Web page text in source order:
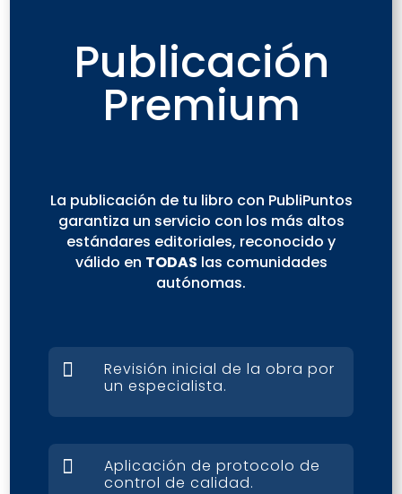
Publicación
Premium
La publicación de tu libro con PubliPuntos
garantiza un servicio con los más altos
estándares editoriales, reconocido y
válido en TODAS las comunidades
autónomas.

Revisión inicial de la obra por
un especialista.

Aplicación de protocolo de
control de calidad.